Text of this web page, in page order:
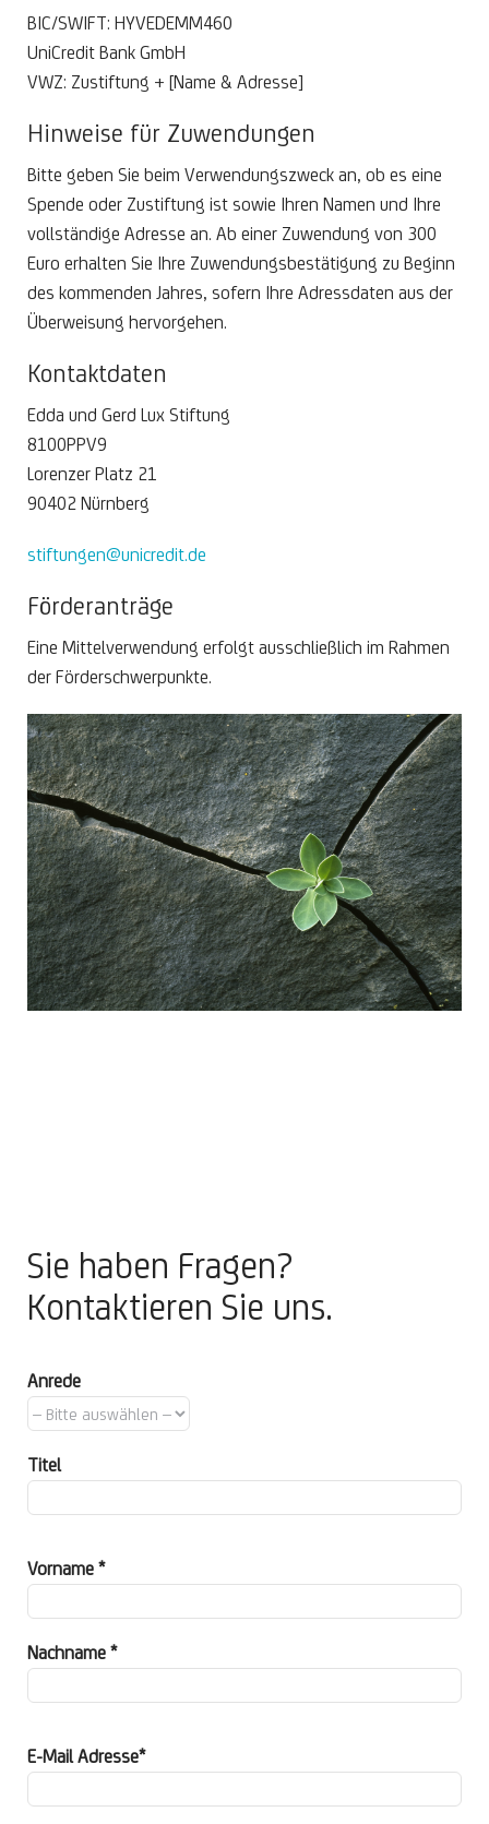
BIC/SWIFT: HYVEDEMM460
UniCredit Bank GmbH
VWZ: Zustiftung + [Name & Adresse]
Hinweise für Zuwendungen
Bitte geben Sie beim Verwendungszweck an, ob es eine
Spende oder Zustiftung ist sowie Ihren Namen und Ihre
vollständige Adresse an. Ab einer Zuwendung von 300
Euro erhalten Sie Ihre Zuwendungsbestätigung zu Beginn
des kommenden Jahres, sofern Ihre Adressdaten aus der
Überweisung hervorgehen.
Kontaktdaten
Edda und Gerd Lux Stiftung
8100PPV9
Lorenzer Platz 21
90402 Nürnberg
stiftungen@unicredit.de
Förderanträge
Eine Mittelverwendung erfolgt ausschließlich im Rahmen
der Förderschwerpunkte.
Sie haben Fragen?
Kontaktieren Sie uns.
Anrede
Titel
Vorname *
Nachname *
E-Mail Adresse*